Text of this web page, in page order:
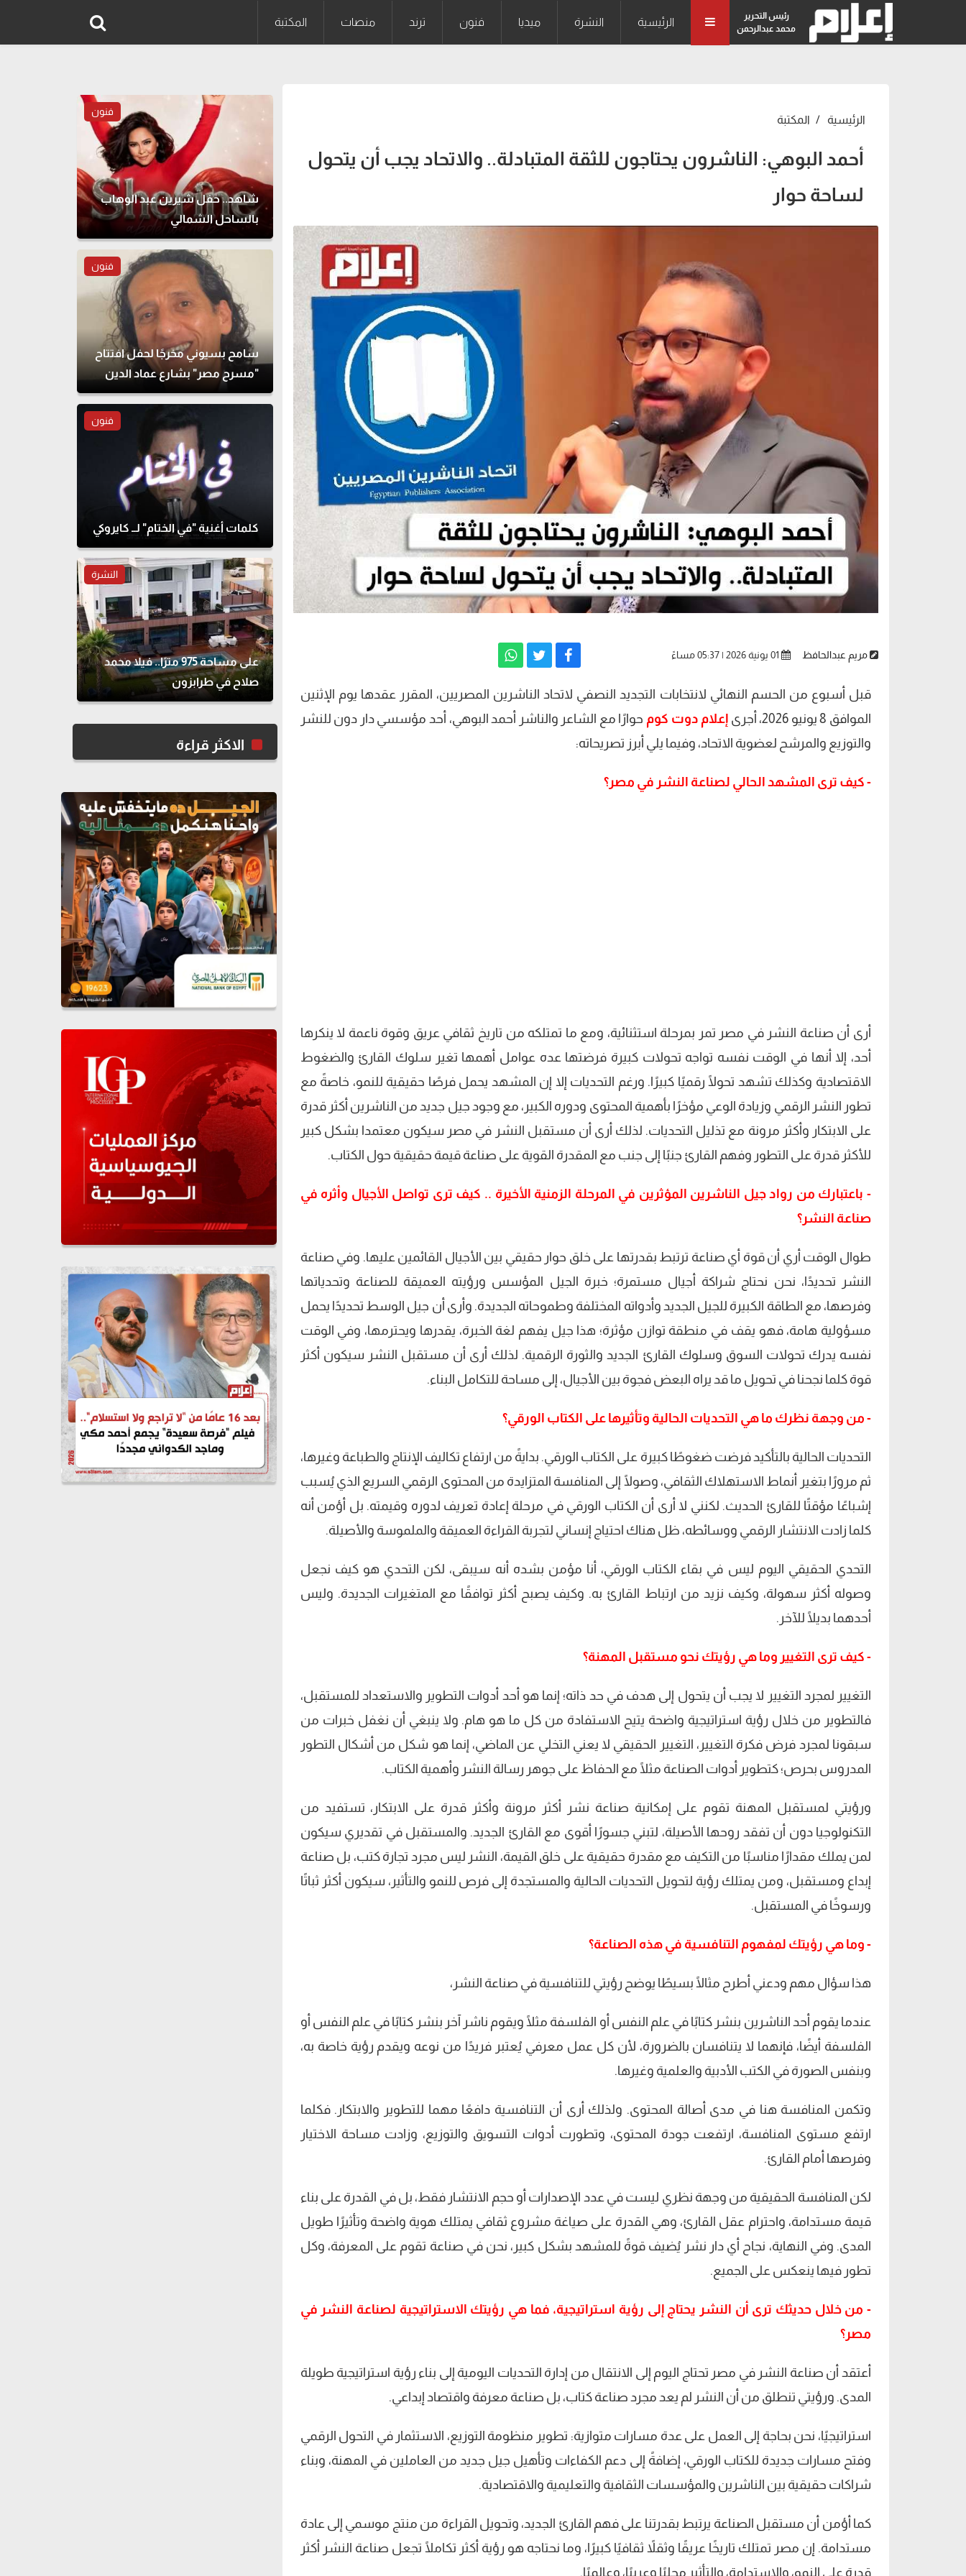
رئيس التحرير
محمد عبدالرحمن
الرئيسية النشرة ميديا فنون ترند منصات المكتبة
الرئيسية المكتبة
أحمد البوهي: الناشرون يحتاجون للثقة المتبادلة.. والاتحاد يجب أن يتحول
لساحة حوار
مريم عبدالحافظ
قبل أسبوع من الحسم النهائي لانتخابات التجديد النصفي لاتحاد الناشرين المصريين، المقرر عقدها يوم الإثنين
الموافق 8 يونيو 2026، أجرى
إعلام دوت كوم حوارًا مع الشاعر والناشر أحمد البوهي، أحد مؤسسي دار دون للنشر
والتوزيع والمرشح لعضوية الاتحاد، وفيما يلي أبرز تصريحاته:
- كيف ترى المشهد الحالي لصناعة النشر في مصر؟
أرى أن صناعة النشر في مصر تمر بمرحلة استثنائية، ومع ما تمتلكه من تاريخ ثقافي عريق وقوة ناعمة لا ينكرها
أحد، إلا أنها في الوقت نفسه تواجه تحولات كبيرة فرضتها عده عوامل أهمها تغير سلوك القارئ والضغوط
الاقتصادية وكذلك تشهد تحولًا رقميًا كبيرًا. ورغم التحديات إلا إن المشهد يحمل فرصًا حقيقية للنمو، خاصةً مع
تطور النشر الرقمي وزيادة الوعي مؤخرًا بأهمية المحتوى ودوره الكبير، مع وجود جيل جديد من الناشرين أكثر قدرة
على الابتكار وأكثر مرونة مع تذليل التحديات. لذلك أرى أن مستقبل النشر في مصر سيكون معتمدا بشكل كبير
للأكثر قدرة على التطور وفهم القارئ جنبًا إلى جنب مع المقدرة القوية على صناعة قيمة حقيقية حول الكتاب.
- باعتبارك من رواد جيل الناشرين المؤثرين في المرحلة الزمنية الأخيرة .. كيف ترى تواصل الأجيال وأثره في
صناعة النشر؟
طوال الوقت أري أن قوة أي صناعة ترتبط بقدرتها على خلق حوار حقيقي بين الأجيال القائمين عليها. وفي صناعة
النشر تحديدًا، نحن نحتاج شراكة أجيال مستمرة؛ خبرة الجيل المؤسس ورؤيته العميقة للصناعة وتحدياتها
وفرصها، مع الطاقة الكبيرة للجيل الجديد وأدواته المختلفة وطموحاته الجديدة. وأرى أن جيل الوسط تحديدًا يحمل
مسؤولية هامة، فهو يقف في منطقة توازن مؤثرة؛ هذا جيل يفهم لغة الخبرة، يقدرها ويحترمها، وفي الوقت
نفسه يدرك تحولات السوق وسلوك القارئ الجديد والثورة الرقمية. لذلك أرى أن مستقبل النشر سيكون أكثر
قوة كلما نجحنا في تحويل ما قد يراه البعض فجوة بين الأجيال، إلى مساحة للتكامل البناء.
- من وجهة نظرك ما هي التحديات الحالية وتأثيرها على الكتاب الورقي؟
التحديات الحالية بالتأكيد فرضت ضغوطًا كبيرة على الكتاب الورقي. بدايةً من ارتفاع تكاليف الإنتاج والطباعة وغيرها،
ثم مرورًا بتغير أنماط الاستهلاك الثقافي، وصولًا إلى المنافسة المتزايدة من المحتوى الرقمي السريع الذي يُسبب
إشباعًا مؤقتًا للقارئ الحديث. لكنني لا أرى أن الكتاب الورقي في مرحلة إعادة تعريف لدوره وقيمته. بل أؤمن أنه
كلما زادت الانتشار الرقمي ووسائطه، ظل هناك احتياج إنساني لتجربة القراءة العميقة والملموسة والأصيلة.
التحدي الحقيقي اليوم ليس في بقاء الكتاب الورقي، أنا مؤمن بشده أنه سيبقى، لكن التحدي هو كيف نجعل
وصوله أكثر سهولة، وكيف نزيد من ارتباط القارئ به. وكيف يصبح أكثر توافقًا مع المتغيرات الجديدة. وليس
أحدهما بديلًا للآخر.
- كيف ترى التغيير وما هي رؤيتك نحو مستقبل المهنة؟
التغيير لمجرد التغيير لا يجب أن يتحول إلى هدف في حد ذاته؛ إنما هو أحد أدوات التطوير والاستعداد للمستقبل،
فالتطوير من خلال رؤية استراتيجية واضحة يتيح الاستفادة من كل ما هو هام. ولا ينبغي أن نغفل خبرات من
سبقونا لمجرد فرض فكرة التغيير، التغيير الحقيقي لا يعني التخلي عن الماضي، إنما هو شكل من أشكال التطور
المدروس بحرص؛ كتطوير أدوات الصناعة مثلًا مع الحفاظ على جوهر رسالة النشر وأهمية الكتاب.
ورؤيتي لمستقبل المهنة تقوم على إمكانية صناعة نشر أكثر مرونة وأكثر قدرة على الابتكار، تستفيد من
التكنولوجيا دون أن تفقد روحها الأصيلة، لتبني جسورًا أقوى مع القارئ الجديد. والمستقبل في تقديري سيكون
لمن يملك مقدارًا مناسبًا من التكيف مع مقدرة حقيقية على خلق القيمة، النشر ليس مجرد تجارة كتب، بل صناعة
إبداع ومستقبل، ومن يمتلك رؤية لتحويل التحديات الحالية والمستجدة إلى فرص للنمو والتأثير، سيكون أكثر ثباتًا
ورسوخًا في المستقبل.
- وما هي رؤيتك لمفهوم التنافسية في هذه الصناعة؟
هذا سؤال مهم ودعني أطرح مثالًا بسيطًا يوضح رؤيتي للتنافسية في صناعة النشر،
عندما يقوم أحد الناشرين بنشر كتابًا في علم النفس أو الفلسفة مثلًا ويقوم ناشر آخر بنشر كتابًا في علم النفس أو
الفلسفة أيضًا، فإنهما لا يتنافسان بالضرورة، لأن كل عمل معرفي يُعتبر فريدًا من نوعه ويقدم رؤية خاصة به،
وبنفس الصورة في الكتب الأدبية والعلمية وغيرها.
وتكمن المنافسة هنا في مدى أصالة المحتوى. ولذلك أرى أن التنافسية دافعًا مهما للتطوير والابتكار. فكلما
ارتفع مستوى المنافسة، ارتفعت جودة المحتوى، وتطورت أدوات التسويق والتوزيع، وزادت مساحة الاختيار
وفرصها أمام القارئ.
لكن المنافسة الحقيقية من وجهة نظري ليست في عدد الإصدارات أو حجم الانتشار فقط، بل في القدرة على بناء
قيمة مستدامة، واحترام عقل القارئ، وهي القدرة على صياغة مشروع ثقافي يمتلك هوية واضحة وتأثيرًا طويل
المدى. وفي النهاية، نجاح أي دار نشر يُضيف قوةً للمشهد بشكل كبير، نحن في صناعة تقوم على المعرفة، وكل
تطور فيها ينعكس على الجميع.
- من خلال حديثك ترى أن النشر يحتاج إلى رؤية استراتيجية، فما هي رؤيتك الاستراتيجية لصناعة النشر في
مصر؟
أعتقد أن صناعة النشر في مصر تحتاج اليوم إلى الانتقال من إدارة التحديات اليومية إلى بناء رؤية استراتيجية طويلة
المدى. ورؤيتي تنطلق من أن النشر لم يعد مجرد صناعة كتاب، بل صناعة معرفة واقتصاد إبداعي.
استراتيجيًا، نحن بحاجة إلى العمل على عدة مسارات متوازية: تطوير منظومة التوزيع، الاستثمار في التحول الرقمي
وفتح مسارات جديدة للكتاب الورقي، إضافةً إلى دعم الكفاءات وتأهيل جيل جديد من العاملين في المهنة، وبناء
شراكات حقيقية بين الناشرين والمؤسسات الثقافية والتعليمية والاقتصادية.
كما أؤمن أن مستقبل الصناعة يرتبط بقدرتنا على فهم القارئ الجديد، وتحويل القراءة من منتج موسمي إلى عادة
مستدامة. إن مصر تمتلك تاريخًا عريقًا وثقلاً ثقافيًا كبيرًا، وما نحتاجه هو رؤية أكثر تكاملًا تجعل صناعة النشر أكثر
قدرة على النمو، والاستدامة، والتأثير محليًا وعربيًا، وعالميًا.
فنون
شاهد.. حفل شيرين عبد الوهاب
بالساحل الشمالي
فنون
سامح بسيوني مخرجًا لحفل افتتاح
"مسرح مصر" بشارع عماد الدين
فنون
كلمات أغنية "في الختام" لــ كايروكي
النشرة
على مساحة 975 مترًا.. فيلا محمد
صلاح في طرابزون
الاكثر قراءة